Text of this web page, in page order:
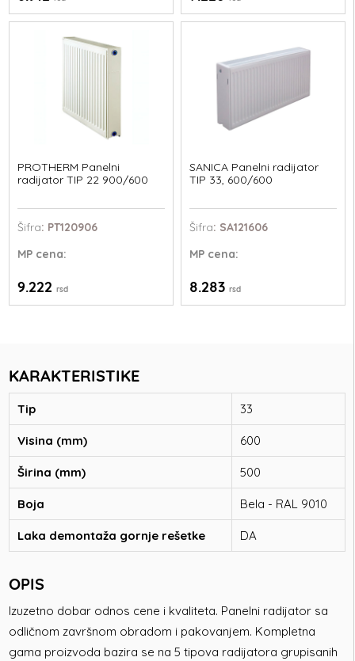
PROTHERM Panelni
radijator TIP 22 900/600
Šifra: PT120906
MP cena:
9.222rsd
SANICA Panelni radijator
TIP 33, 600/600
Šifra: SA121606
MPcena:
8.283 rsd
KARAKTERISTIKE
Tip 33
Visina (mm) 600
Širina (mm) 500
Boja Bela - RAL 9010
Laka demontaža gornje rešetke DA
OPIS
Izuzetno dobar odnos cene i kvaliteta. Panelni radijator sa
odličnom završnom obradom i pakovanjem. Kompletna
gama proizvoda bazira se na 5 tipova radijatora grupisanih